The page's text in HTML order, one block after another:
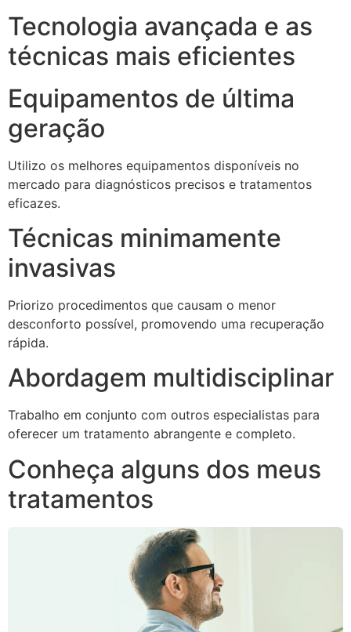
Tecnologia avançada e as
técnicas mais eficientes
Equipamentos de última
geração
Utilizo os melhores equipamentos disponíveis no
mercado para diagnósticos precisos e tratamentos
eficazes.
Técnicas minimamente
invasivas
Priorizo procedimentos que causam o menor
desconforto possível, promovendo uma recuperação
rápida.
Abordagem multidisciplinar
Trabalho em conjunto com outros especialistas para
oferecer um tratamento abrangente e completo.
Conheça alguns dos meus
tratamentos